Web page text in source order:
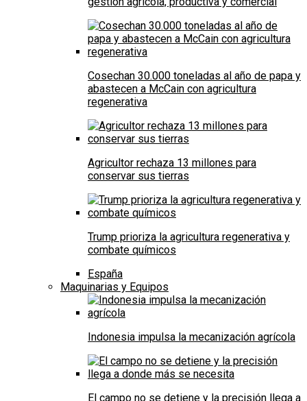
Cosechan 30.000 toneladas al año de papa y
abastecen a McCain con agricultura
regenerativa
Agricultor rechaza 13 millones para
conservar sus tierras
Trump prioriza la agricultura regenerativa y
combate químicos
España
Maquinarias y Equipos
Indonesia impulsa la mecanización agrícola
El campo no se detiene y la precisión llega a